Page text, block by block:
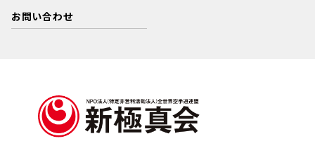
お問い合わせ